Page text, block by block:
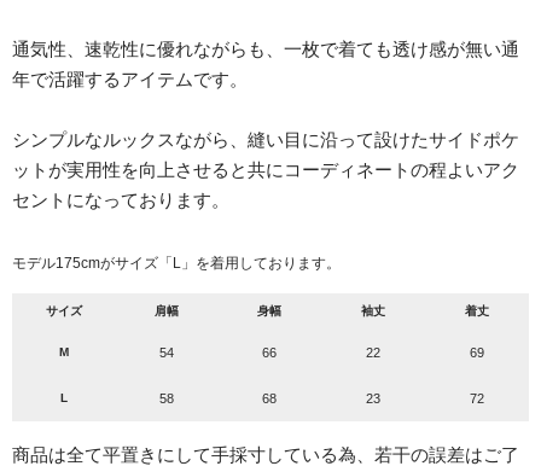
通気性、速乾性に優れながらも、一枚で着ても透け感が無い通
年で活躍するアイテムです。
シンプルなルックスながら、縫い目に沿って設けたサイドポケ
ットが実用性を向上させると共にコーディネートの程よいアク
セントになっております。
モデル175cmがサイズ「L」を着用しております。
サイズ 肩幅 身幅 袖丈 着丈
M 54 66 22 69
L 58 68 23 72
商品は全て平置きにして手採寸している為、若干の誤差はご了